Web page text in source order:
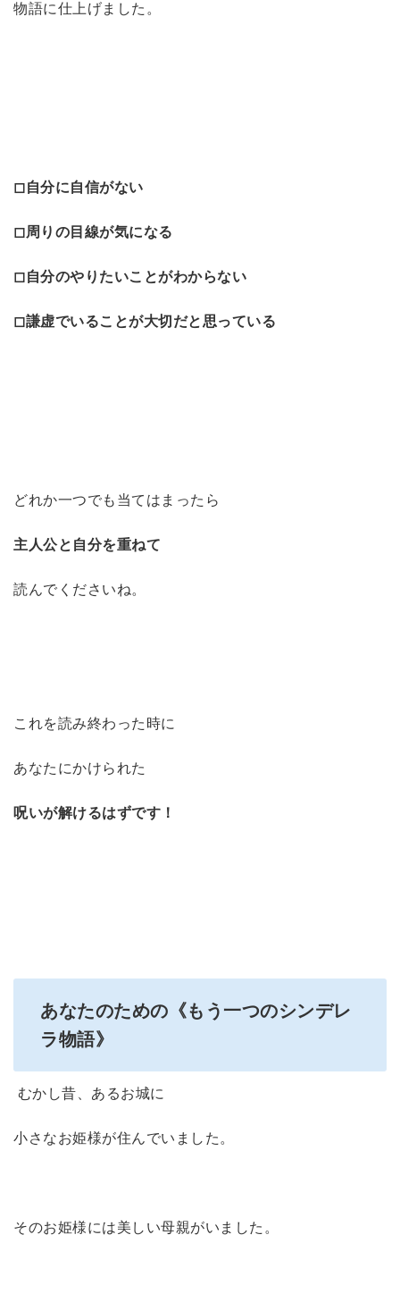
物語に仕上げました。
◻︎自分に自信がない
◻︎周りの目線が気になる
◻︎自分のやりたいことがわからない
◻︎謙虚でいることが大切だと思っている
どれか一つでも当てはまったら
主人公と自分を重ねて
読んでくださいね。
これを読み終わった時に
あなたにかけられた
呪いが解けるはずです！
あなたのための 《もう一つのシンデレ
ラ物語》
むかし昔、あるお城に
小さなお姫様が住んでいました。
そのお姫様には美しい母親がいました。